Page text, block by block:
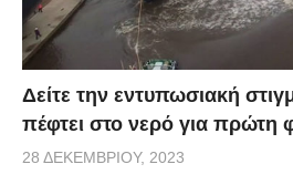
Δείτε την εντυπωσιακή
πέφτει στο νερό για πρώτη
28 ΔΕΚΕΜΒΡΊΟΥ, 2023